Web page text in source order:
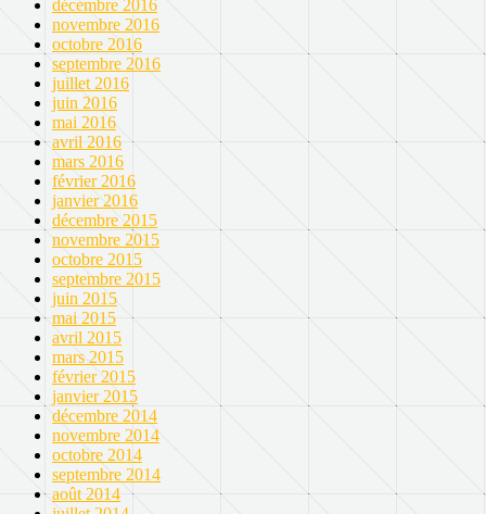
décembre 2016
novembre 2016
octobre 2016
septembre 2016
juillet 2016
juin 2016
mai 2016
avril 2016
mars 2016
février 2016
janvier 2016
décembre 2015
novembre 2015
octobre 2015
septembre 2015
juin 2015
mai 2015
avril 2015
mars 2015
février 2015
janvier 2015
décembre 2014
novembre 2014
octobre 2014
septembre 2014
août 2014